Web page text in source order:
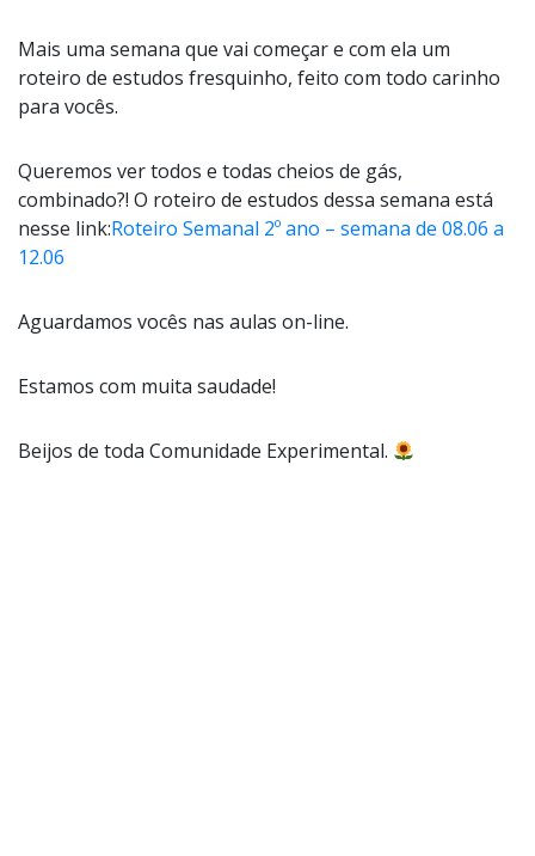
Mais uma semana que vai começar e com ela um
roteiro de estudos fresquinho, feito com todo carinho
para vocês.
Queremos ver todos e todas cheios de gás,
combinado?! O roteiro de estudos dessa semana está
nesse link:Roteiro Semanal 2º ano – semana de 08.06 a
12.06
Aguardamos vocês nas aulas on-line.
Estamos com muita saudade!
Beijos de toda Comunidade Experimental.